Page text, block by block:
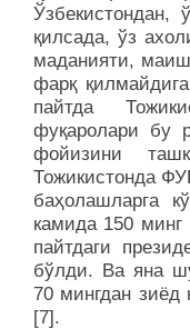
Ўзбекистондан,
қилсада, ўз
маданияти,
фарқ
пайтда
фуқаролари бу
фойизини
Тожикистонда
баҳолашларга
камида 150
пайтдаги
бўлди. Ва яна
70 мингдан зиёд
[7].